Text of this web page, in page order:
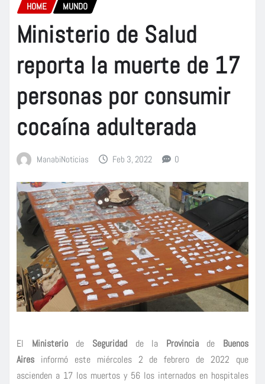
HOME MUNDO
Ministerio de Salud
reporta la muerte de 17
personas por consumir
cocaína adulterada
ManabiNoticias Feb 3, 2022 0
El Ministerio de Seguridad de la Provincia de Buenos
Aires informó este miércoles 2 de febrero de 2022 que
ascienden a 17 los muertos y 56 los internados en hospitales